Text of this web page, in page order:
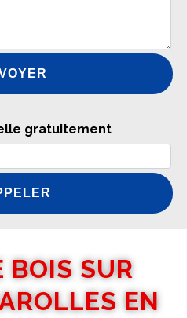
gratuitement
BOIS SUR
EN